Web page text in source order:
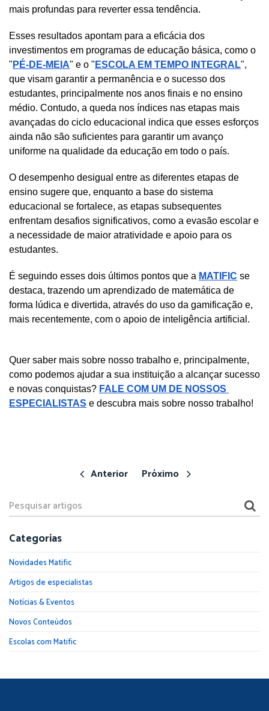
mais profundas para reverter essa tendência.
Esses resultados apontam para a eficácia dos
investimentos em programas de educação básica, como o
" PÉ-DE-MEIA" e o " ESCOLA EM TEMPO INTEGRAL",
que visam garantir a permanência e o sucesso dos
estudantes, principalmente nos anos finais e no ensino
médio. Contudo, a queda nos índices nas etapas mais
avançadas do ciclo educacional indica que esses esforços
ainda não são suficientes para garantir um avanço
uniforme na qualidade da educação em todo o país.
O desempenho desigual entre as diferentes etapas de
ensino sugere que, enquanto a base do sistema
educacional se fortalece, as etapas subsequentes
enfrentam desafios significativos, como a evasão escolar e
a necessidade de maior atratividade e apoio para os
estudantes.
É seguindo esses dois últimos pontos que a MATIFIC se
destaca, trazendo um aprendizado de matemática de
forma lúdica e divertida, através do uso da gamificação e,
mais recentemente, com o apoio de inteligência artificial.
Quer saber mais sobre nosso trabalho e, principalmente,
como podemos ajudar a sua instituição a alcançar sucesso
e novas conquistas? FALE COM UM DE NOSSOS
ESPECIALISTAS e descubra mais sobre nosso trabalho!
Anterior Próximo
Categorias
Novidades Matific
Artigos de especialistas
Notícias & Eventos
Novos Conteúdos
Escolas com Matific